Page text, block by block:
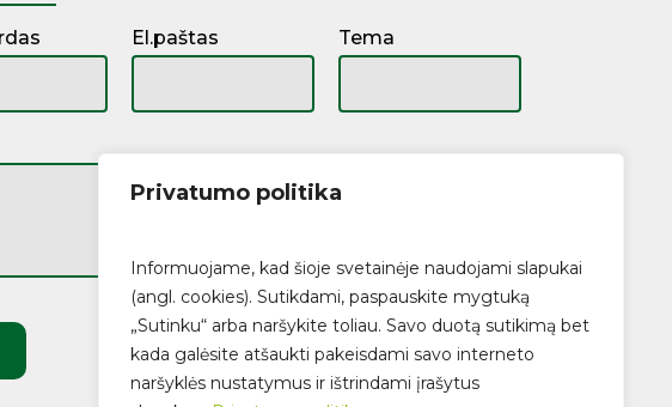
Privatumo politika
Informuojame, kad šioje svetainėje naudojami slapukai
(angl. cookies). Sutikdami, paspauskite mygtuką
„Sutinku“ arba naršykite toliau. Savo duotą sutikimą bet
kada galėsite atšaukti pakeisdami savo interneto
naršyklės nustatymus ir ištrindami įrašytus
El.paštas Tema